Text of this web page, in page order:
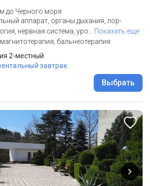
м до Черного моря
аппарат, органы дыхания, лор-
нервная система, уро… Показать еще
бальнеотерапия
2-местный
завтрак
Выбрать